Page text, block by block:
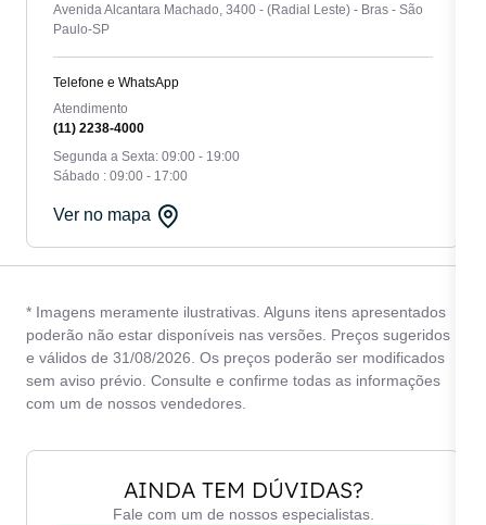
Avenida Alcantara Machado, 3400 - (Radial Leste) - Bras - São
Paulo-SP
Telefone e WhatsApp
Atendimento
(11) 2238-4000
Segunda a Sexta: 09:00 - 19:00
Sábado : 09:00 - 17:00
Ver no mapa
* Imagens meramente ilustrativas. Alguns itens apresentados
poderão não estar disponíveis nas versões. Preços sugeridos
e válidos de 31/08/2026. Os preços poderão ser modificados
sem aviso prévio. Consulte e confirme todas as informações
com um de nossos vendedores.
AINDA TEM DÚVIDAS?
Fale com um de nossos especialistas.